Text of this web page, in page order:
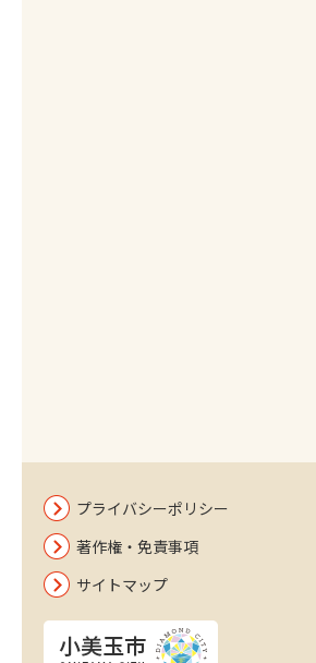
プライバシーポリシー
著作権・免責事項
サイトマップ